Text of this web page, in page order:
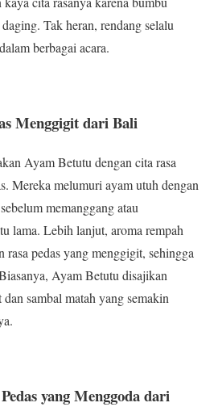
Tak heran, rendang selalu
berbagai acara.
Menggigit dari Bali
Ayam Betutu dengan cita rasa
Mereka melumuri ayam utuh dengan
memanggang atau
lama. Lebih lanjut, aroma rempah
rasa pedas yang menggigit, sehingga
Ayam Betutu disajikan
sambal matah yang semakin
yang Menggoda dari